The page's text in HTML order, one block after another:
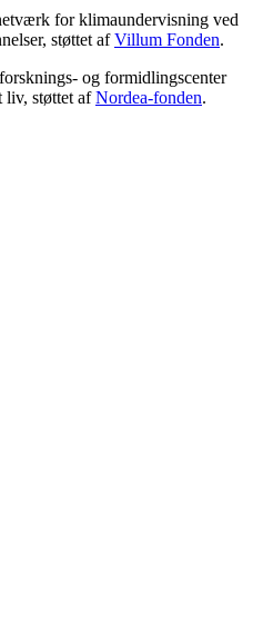
for klimaundervisning ved
støttet afVillum Fonden.
og formidlingscenter
liv, støttet afNordea-fonden.